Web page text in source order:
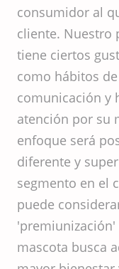
consumidor al
cliente. Nuestro
tiene ciertos
como hábitos
comunicación y
atención por su
enfoque será
diferente y
segmento en el
puede
'premiunización'
mascota busca